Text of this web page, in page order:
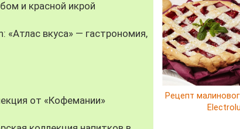
и красной икрой
«Атлас вкуса» — гастрономия,
от «Кофемании»
Рецепт